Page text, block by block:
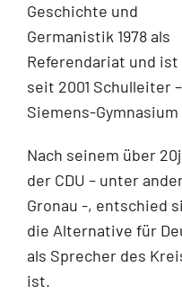
Geschichte und
Germanistik 1978 als
Referendariat und ist
seit 2001 Schulleiter
Siemens-Gymnasium
Nach seinem über
der CDU – unter
Gronau -, entschied
die Alternative für
als Sprecher des
ist.